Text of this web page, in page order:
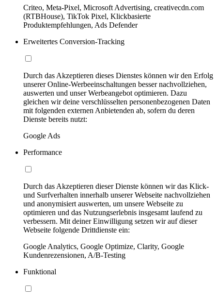
Criteo, Meta-Pixel, Microsoft Advertising, creativecdn.com
(RTBHouse), TikTok Pixel, Klickbasierte
Produktempfehlungen, Ads Defender
Erweitertes Conversion-Tracking
Durch das Akzeptieren dieses Dienstes können wir den Erfolg
unserer Online-Werbeeinschaltungen besser nachvollziehen,
auswerten und unser Werbeangebot optimieren. Dazu
gleichen wir deine verschlüsselten personenbezogenen Daten
mit folgenden externen Anbietenden ab, sofern du deren
Dienste bereits nutzt:
Google Ads
Performance
Durch das Akzeptieren dieser Dienste können wir das Klick-
und Surfverhalten innerhalb unserer Webseite nachvollziehen
und anonymisiert auswerten, um unsere Webseite zu
optimieren und das Nutzungserlebnis insgesamt laufend zu
verbessern. Mit deiner Einwilligung setzen wir auf dieser
Webseite folgende Drittdienste ein:
Google Analytics, Google Optimize, Clarity, Google
Kundenrezensionen, A/B-Testing
Funktional